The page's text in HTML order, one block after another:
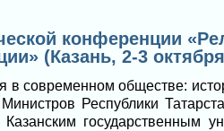
конференции
(Казань, 2-3 октября
в современном обществе:
Республики
государственным